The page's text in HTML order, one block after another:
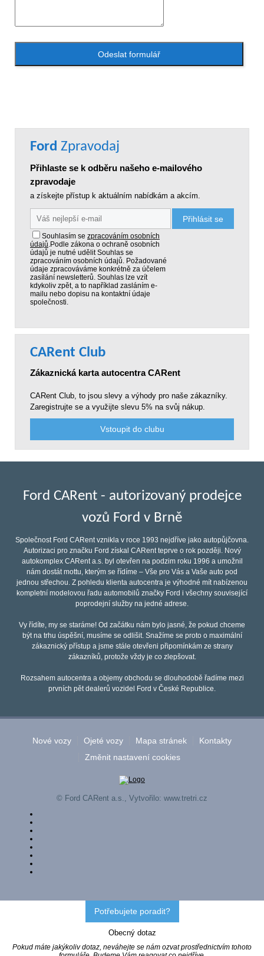
Odeslat formulář
Ford Zpravodaj
Přihlaste se k odběru našeho e-mailového
zpravodaje
a získejte přístup k aktuálním nabídkám a akcím.
Přihlásit se
Souhlasím se zpracováním osobních
údajů.Podle zákona o ochraně osobních
údajů je nutné udělit Souhlas se
zpracováním osobních údajů. Požadované
údaje zpracováváme konkrétně za účelem
zasílání newsletterů. Souhlas lze vzít
kdykoliv zpět, a to například zasláním e-
mailu nebo dopisu na kontaktní údaje
společnosti.
CARent Club
Zákaznická karta autocentra CARent
CARent Club, to jsou slevy a výhody pro naše zákazníky.
Zaregistrujte se a využijte slevu 5% na svůj nákup.
Vstoupit do clubu
Ford CARent - autorizovaný prodejce
vozů Ford v Brně
Společnost Ford CARent vznikla v roce 1993 nejdříve jako autopůjčovna.
Autorizaci pro značku Ford získal CARent teprve o rok později. Nový
autokomplex CARent a.s. byl otevřen na podzim roku 1996 a umožnil
nám dostát mottu, kterým se řídíme – Vše pro Vás a Vaše auto pod
jednou střechou. Z pohledu klienta autocentra je výhodné mít nabízenou
kompletní modelovou řadu automobilů značky Ford i všechny související
poprodejní služby na jedné adrese.
Vy řídíte, my se staráme! Od začátku nám bylo jasné, že pokud chceme
být na trhu úspěšní, musíme se odlišit. Snažíme se proto o maximální
zákaznický přístup a jsme stále otevřeni připomínkám ze strany
zákazníků, protože vždy je co zlepšovat.
Rozsahem autocentra a objemy obchodu se dlouhodobě řadíme mezi
prvních pět dealerů vozidel Ford v České Republice.
Nové vozy Ojeté vozy Mapa stránek
Kontakty
Změnit nastavení cookies
© Ford CARent a.s., Vytvořilo: www.tretri.cz
Potřebujete poradit?
Obecný dotaz
Pokud máte jakýkoliv dotaz, neváhejte se nám ozvat prostřednictvím tohoto